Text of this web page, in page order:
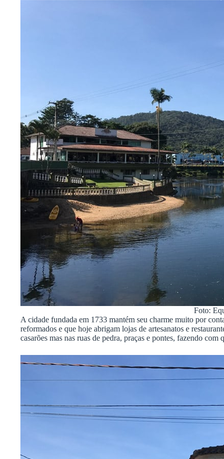
Foto:
A cidade fundada em 1733 mantém seu charme muito por
reformados e que hoje abrigam lojas de artesanatos e
casarões mas nas ruas de pedra, praças e pontes, fazendo